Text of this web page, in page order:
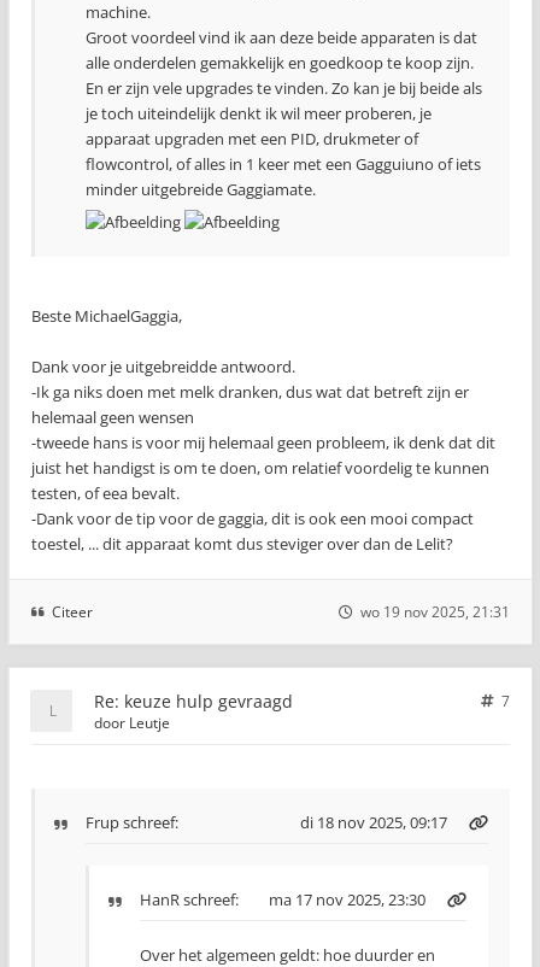
machine.
Groot voordeel vind ik aan deze beide apparaten is dat
alle onderdelen gemakkelijk en goedkoop te koop zijn.
En er zijn vele upgrades te vinden. Zo kan je bij beide als
je toch uiteindelijk denkt ik wil meer proberen, je
apparaat upgraden met een PID, drukmeter of
flowcontrol, of alles in 1 keer met een Gagguiuno of iets
minder uitgebreide Gaggiamate.
Beste MichaelGaggia,
Dank voor je uitgebreidde antwoord.
-Ik ga niks doen met melk dranken, dus wat dat betreft zijn er
helemaal geen wensen
-tweede hans is voor mij helemaal geen probleem, ik denk dat dit
juist het handigst is om te doen, om relatief voordelig te kunnen
testen, of eea bevalt.
-Dank voor de tip voor de gaggia, dit is ook een mooi compact
toestel, ... dit apparaat komt dus steviger over dan de Lelit?
Citeer wo 19 nov 2025, 21:31
Re: keuze hulp gevraagd
7
door Leutje
Frupschreef: di 18 nov 2025, 09:17
HanRschreef: ma 17 nov 2025, 23:30
Over het algemeen geldt: hoe duurder en